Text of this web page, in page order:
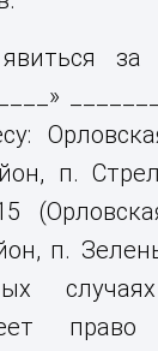
п.
п.
право